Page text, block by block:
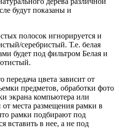
будут показаны и
полосок игнорируется и
серебристый. Т.е. белая
будет под фильтром Белая и
передача цвета зависит от
предметов, обработки фото
экрана компьютера или
места размещения рамки в
рамки подбирают под
вставить в нее, а не под